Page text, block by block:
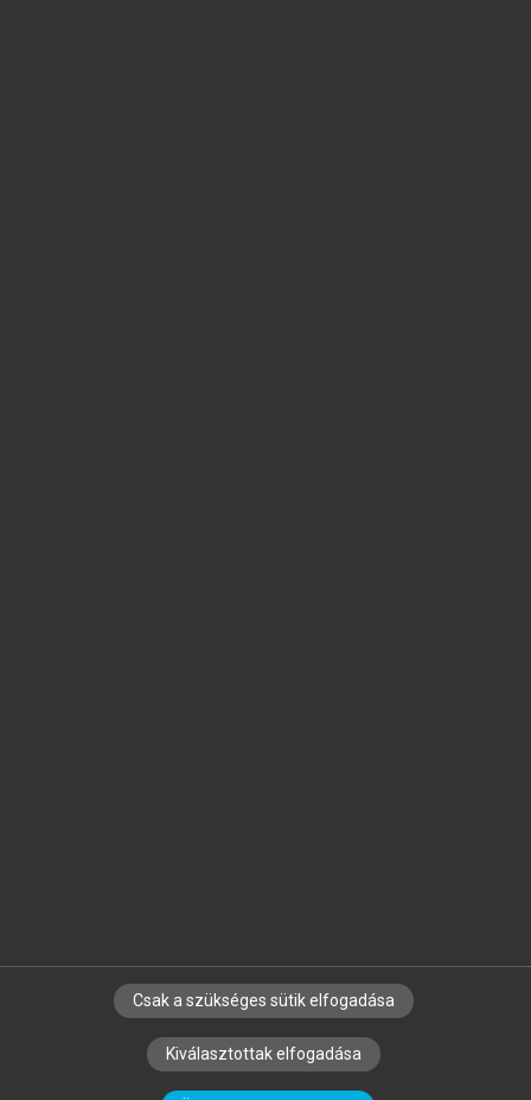
SZERZŐKNEK CÉGEKNEK KÖNYVTÁROSOKNAK
SZERKESZTÉSI ÉS LEKTORÁLÁSI ALAPELVEK
Csak a szükséges sütik elfogadása
Kiválasztottak elfogadása